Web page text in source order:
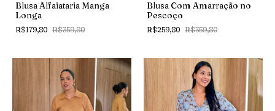
Blusa Alfaiataria Manga
Longa
R$179,80 R$359,80
Blusa Com Amarração no
Pescoço
R$259,80 R$359,80